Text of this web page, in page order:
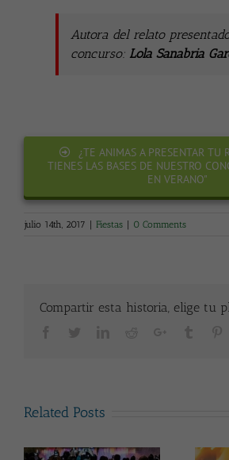
Autora del relato
concurso: Lola Sanabria
¿TE ANIMAS A PRESENTAR TU
TIENES LAS BASES DE NUESTRO
EN VERANO"
julio 14th, 2017 Fiestas 0 Comments
Compartir esta historia, elige tu
Related Posts